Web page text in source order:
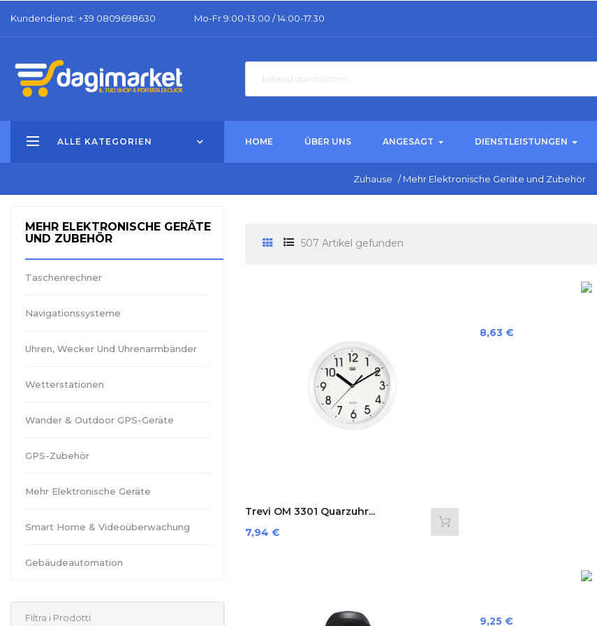
Kundendienst: +39 0809698630 Mo-Fr 9:00-13:00 / 14:00-17.30
ALLE KATEGORIEN HOME ÜBER UNS ANGESAGT DIENSTLEISTUNGEN
Zuhause / Mehr Elektronische Geräte und Zubehör
MEHR ELEKTRONISCHE GERÄTE
UND ZUBEHÖR
Taschenrechner
Navigationssysteme
Uhren, Wecker Und Uhrenarmbänder
Wetterstationen
Wander & Outdoor GPS-Geräte
GPS-Zubehör
Mehr Elektronische Geräte
Smart Home & Videoüberwachung
Gebäudeautomation
Filtra i Prodotti
507 Artikel gefunden
Trevi OM 3301 Quarzuhr...
Preis
7,94 €
Preis
8,63 €
Preis
9,25 €